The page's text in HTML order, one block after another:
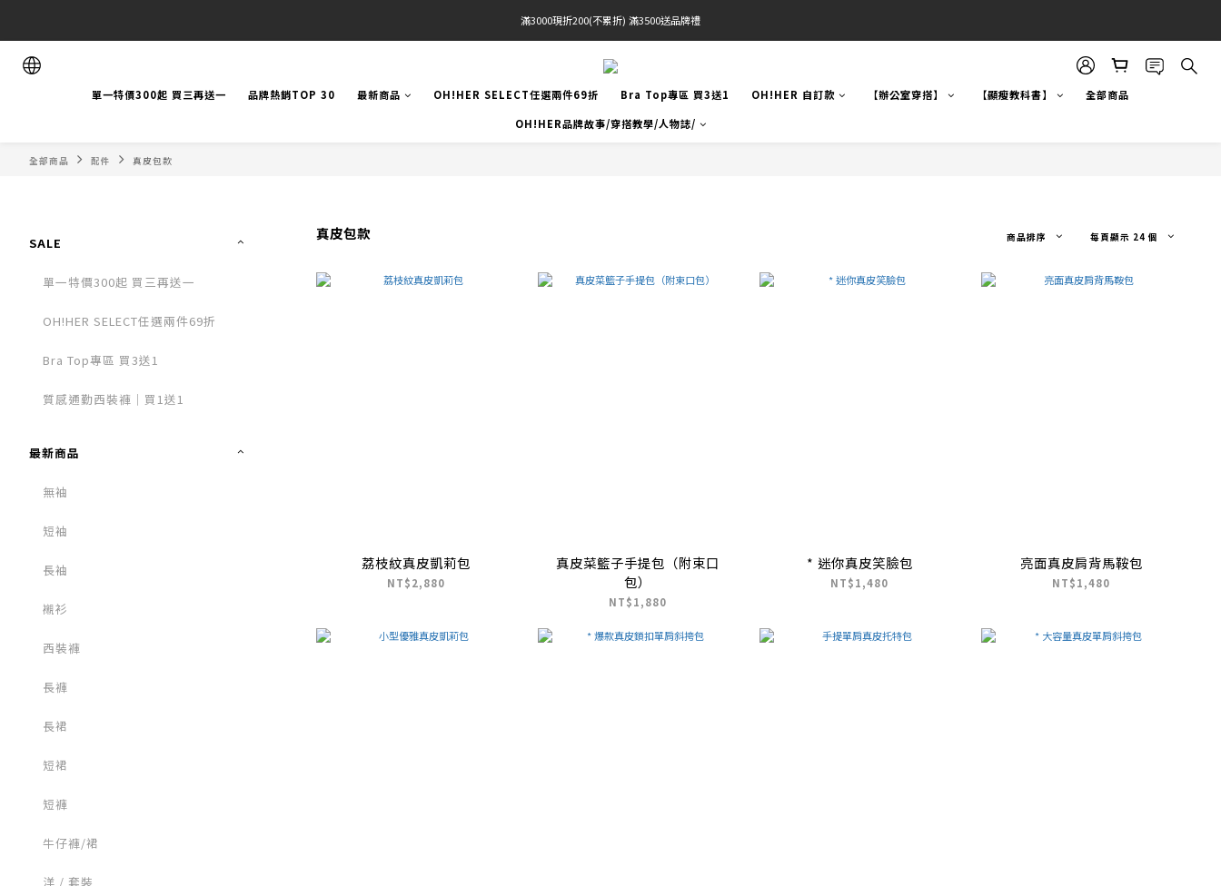
官網限定! 滿千免運(僅限台灣本島)
滿3000現折200(不累折) 滿3500送品牌禮
BRATOP專區買三送一 | 指定專區買一送一
官網限定! 滿千免運(僅限台灣本島)
單一特價300起 買三再送一 品牌熱銷TOP 30 最新商品 OH!HER SELECT任選兩件69折 Bra Top專區 買3送1 OH!HER 自訂款 【辦公室穿搭】 【顯瘦教科書】
全部商品
OH!HER品牌故事/穿搭教學/人物誌/
全部商品 配件 真皮包款
SALE
單一特價300起 買三再送一
OH!HER SELECT任選兩件69折
Bra Top專區 買3送1
質感通勤西裝褲｜買1送1
最新商品
無袖
短袖
長袖
襯衫
西裝褲
長褲
長裙
短裙
短褲
牛仔褲/裙
洋 / 套裝
真皮包款 商品排序 每頁顯示 24 個
荔枝紋真皮凱莉包
NT$2,880
真皮菜籃子手提包（附束口
包）
NT$1,880
* 迷你真皮笑臉包
NT$1,480
亮面真皮肩背馬鞍包
NT$1,480